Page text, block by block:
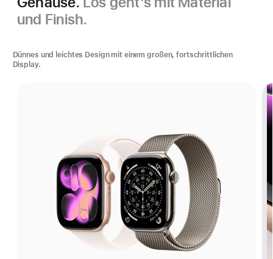
und Finish.
Dünnes und leichtes Design mit einem großen, fortschrittlichen
Display.